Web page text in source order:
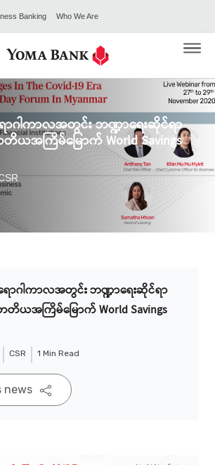
Banking Who We Are
ောဂါကာလအတွင်း ဘဏ္ဍာရေးဆိုင်ရာ
တိယအကြိမ်မြောက် World Savings
ရောဂါကာလအတွင်း ဘဏ္ဍာရေးဆိုင်ရာ
တတိယအကြိမ်မြောက် World Savings
CSR 1 Min Read
news